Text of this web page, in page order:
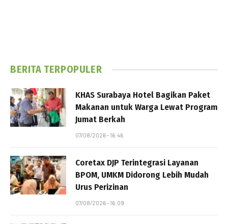
BERITA TERPOPULER
KHAS Surabaya Hotel Bagikan Paket
Makanan untuk Warga Lewat Program
Jumat Berkah
07/08/2026 - 16:46
Coretax DJP Terintegrasi Layanan
BPOM, UMKM Didorong Lebih Mudah
Urus Perizinan
07/08/2026 - 16:09